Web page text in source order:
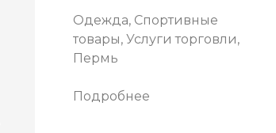
Одежда, Спортивные
товары, Услуги торговли,
Пермь
Подробнее